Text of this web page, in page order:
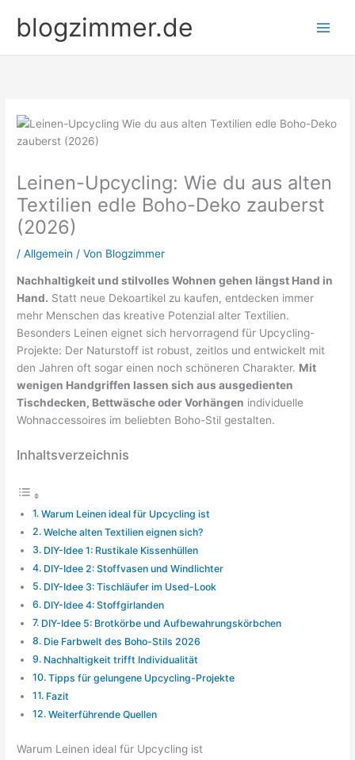
Inhaltblogzimmer.de
Leinen-Upcycling: Wie du aus alten
Textilien edle Boho-Deko zauberst
(2026)
/Allgemein / Von Blogzimmer
Nachhaltigkeit und stilvolles Wohnen gehen längst Hand in
Hand. Statt neue Dekoartikel zu kaufen, entdecken immer
mehr Menschen das kreative Potenzial alter Textilien.
Besonders Leinen eignet sich hervorragend für Upcycling-
Projekte: Der Naturstoff ist robust, zeitlos und entwickelt mit
den Jahren oft sogar einen noch schöneren Charakter. Mit
wenigen Handgriffen lassen sich aus ausgedienten
Tischdecken, Bettwäsche oder Vorhängen individuelle
Wohnaccessoires im beliebten Boho-Stil gestalten.
Inhaltsverzeichnis
Warum Leinen ideal für Upcycling ist
Welche alten Textilien eignen sich?
DIY-Idee 1: Rustikale Kissenhüllen
DIY-Idee 2: Stoffvasen und Windlichter
DIY-Idee 3: Tischläufer im Used-Look
DIY-Idee 4: Stoffgirlanden
DIY-Idee 5: Brotkörbe und Aufbewahrungskörbchen
Die Farbwelt des Boho-Stils 2026
Nachhaltigkeit trifft Individualität
Tipps für gelungene Upcycling-Projekte
Fazit
Weiterführende Quellen
Warum Leinen ideal für Upcycling ist